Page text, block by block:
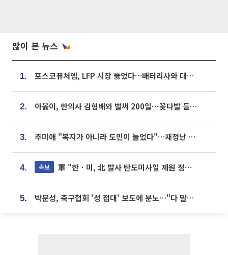
많이 본 뉴스
1. 포스코퓨처엠, LFP 시장 뚫었다…배터리사와 대규모 장기 공급 합의
2. 아옳이, 한의사 김형배와 벌써 200일⋯꽃다발 들고 "프러포즈 아냐"
3. 추미애 "복지가 아니라 도민이 늘었다"…재정난 책임론 정면돌파
4. 속보 軍 "한ㆍ미, 北 발사 탄도미사일 제원 정밀분석 중"
5. 박문성, 축구협회 '성 접대' 보도에 분노…"다 말아먹으려고 작정했나"